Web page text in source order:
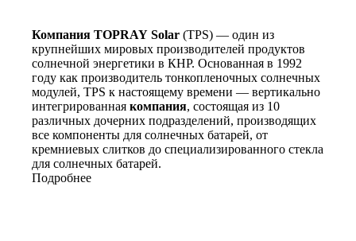
Компания TOPRAY Solar (TPS) — один из
крупнейших мировых производителей продуктов
солнечной энергетики в КНР. Основанная в 1992
году как производитель тонкопленочных солнечных
модулей, TPS к настоящему времени — вертикально
интегрированная компания, состоящая из 10
различных дочерних подразделений, производящих
все компоненты для солнечных батарей, от
кремниевых слитков до специализированного стекла
для солнечных батарей.
Подробнее